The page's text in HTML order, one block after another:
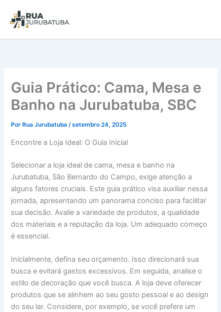
Guia Prático: Cama, Mesa e
Banho na Jurubatuba, SBC
Por Rua Jurubatuba/setembro 24, 2025
Encontre a Loja Ideal: O Guia Inicial
Selecionar a loja ideal de cama, mesa e banho na
Jurubatuba, São Bernardo do Campo, exige atenção a
alguns fatores cruciais. Este guia prático visa auxiliar nessa
jornada, apresentando um panorama conciso para facilitar
sua decisão. Avalie a variedade de produtos, a qualidade
dos materiais e a reputação da loja. Um adequado começo
é essencial.
Inicialmente, defina seu orçamento. Isso direcionará sua
busca e evitará gastos excessivos. Em seguida, analise o
estilo de decoração que você busca. A loja deve oferecer
produtos que se alinhem ao seu gosto pessoal e ao design
do seu lar. Considere, por exemplo, se você prefere um